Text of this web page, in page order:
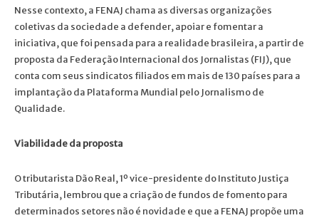
Nesse contexto, a FENAJ chama as diversas organizações
coletivas da sociedade a defender, apoiar e fomentar a
iniciativa, que foi pensada para a realidade brasileira, a partir de
proposta da Federação Internacional dos Jornalistas (FIJ), que
conta com seus sindicatos filiados em mais de 130 países para a
implantação da Plataforma Mundial pelo Jornalismo de
Qualidade.
Viabilidade da proposta
O tributarista Dão Real, 1º vice-presidente do Instituto Justiça
Tributária, lembrou que a criação de fundos de fomento para
determinados setores não é novidade e que a FENAJ propõe uma